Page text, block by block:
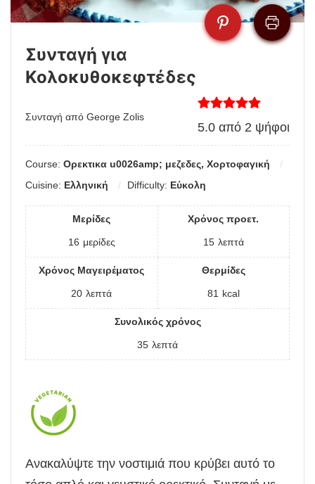
Συνταγή για
Κολοκυθοκεφτέδες
Συνταγή από George Zolis
5.0 από 2 ψήφοι
Course: Ορεκτικα u0026amp; μεζεδες, Χορτοφαγική
Cuisine: Ελληνική Difficulty: Εύκολη
Μερίδες
16 μερίδες
Χρόνος προετ.
15 λεπτά
Χρόνος Μαγειρέματος
20 λεπτά
Θερμίδες
81 kcal
Συνολικός χρόνος
35 λεπτά
Ανακαλύψτε την νοστιμιά που κρύβει αυτό το